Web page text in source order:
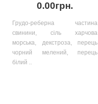
0.00грн.
Грудо-реберна частина
свинини, сіль харчова
морська, декстроза, перець
чорний мелений, перець
білий ..